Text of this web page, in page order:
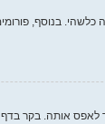
בנוסף,
אותה. בקר